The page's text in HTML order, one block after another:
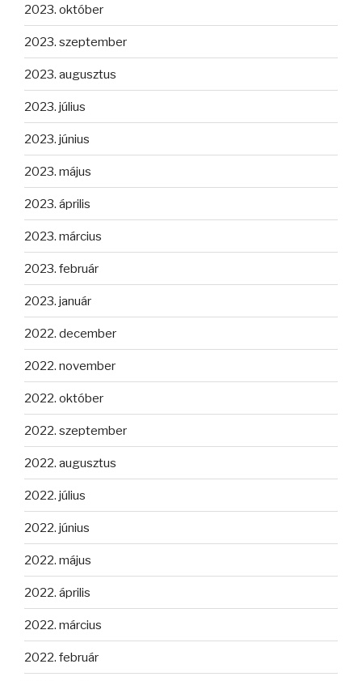
2023. október
2023. szeptember
2023. augusztus
2023. július
2023. június
2023. május
2023. április
2023. március
2023. február
2023. január
2022. december
2022. november
2022. október
2022. szeptember
2022. augusztus
2022. július
2022. június
2022. május
2022. április
2022. március
2022. február